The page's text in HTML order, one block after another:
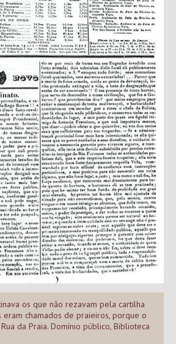
os que não rezavam pela cartilha
eram chamados de praieiros, porque o
da Praia. Domínio público, Biblioteca